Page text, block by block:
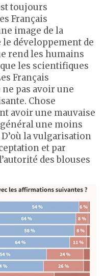
toujours
Français
image de la
le développement de
rend les humains
les scientifiques
Français
pas avoir une
Chose
avoir une mauvaise
une moins
la vulgarisation
et par
des blouses